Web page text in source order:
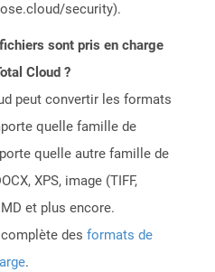
security).
sont pris en charge
Cloud ?
peut convertir les formats
quelle famille de
quelle autre famille de
XPS, image (TIFF,
et plus encore.
des formats de
.